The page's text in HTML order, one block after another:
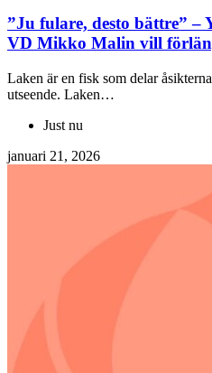
”Ju fulare, desto bättre” –
VD Mikko Malin vill
Laken är en fisk som delar
utseende. Laken…
Just nu
januari 21, 2026